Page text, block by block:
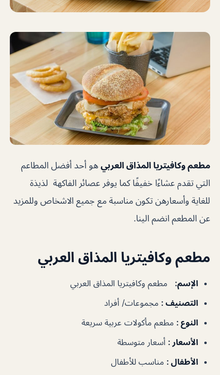
مطعم وكافيتريا المذاق العربي هو أحد أفضل المطاعم
التي تقدم عشاءًا خفيفًا كما يوفر عصائر الفاكهة لذيذة
للغاية وأسعارهن تكون مناسبة مع جميع الاشخاص وللمزيد
عن المطعم انضم الينا.
مطعم وكافيتريا المذاق العربي
الإسم: مطعم وكافيتريا المذاق العربي
التصنيف : مجموعات/ أفراد
النوع : مطعم مأكولات عربية سريعة
الأسعار : أسعار متوسطة
الأطفال : مناسب للأطفال